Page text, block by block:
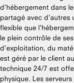
d'hébergement dans
partagé avec d'autres
flexible que
le plein contrôle de
d'exploitation, du
est géré par le client
technique 24/7 est
physique. Les